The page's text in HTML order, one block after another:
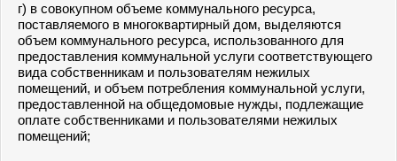
г) в совокупном объеме коммунального ресурса,
поставляемого в многоквартирный дом, выделяются
объем коммунального ресурса, использованного для
предоставления коммунальной услуги соответствующего
вида собственникам и пользователям нежилых
помещений, и объем потребления коммунальной услуги,
предоставленной на общедомовые нужды, подлежащие
оплате собственниками и пользователями нежилых
помещений;